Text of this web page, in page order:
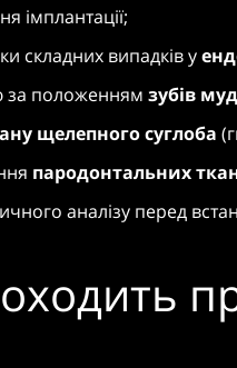
імплантації;
складних випадків у
за положенням зубів
щелепного суглоба
пародонтальних
аналізу перед